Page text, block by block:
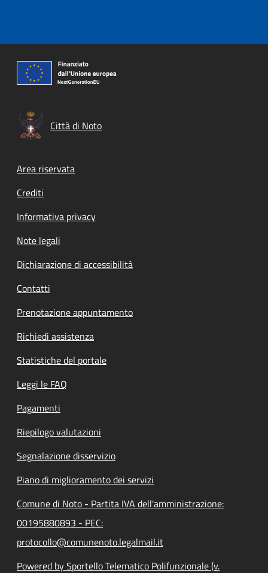
Città di Noto
Footer menu
Area riservata
Crediti
Informativa privacy
Note legali
Dichiarazione di accessibilità
Contatti
Prenotazione appuntamento
Richiedi assistenza
Statistiche del portale
Leggi le FAQ
Pagamenti
Riepilogo valutazioni
Segnalazione disservizio
Piano di miglioramento dei servizi
Comune di Noto - Partita IVA dell'amministrazione:
00195880893 - PEC:
protocollo@comunenoto.legalmail.it
Powered by Sportello Telematico Polifunzionale (v.